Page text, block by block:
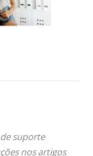
suporte
nos artigos